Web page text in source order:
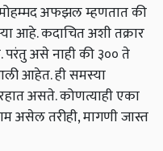
मोहम्मद अफझल म्हणतात की
आहे. कदाचित अशी तक्रार
परंतु असे नाही की ३०० ते
आहेत. ही समस्या
असते. कोणत्याही एका
असेल तरीही, मागणी जास्त